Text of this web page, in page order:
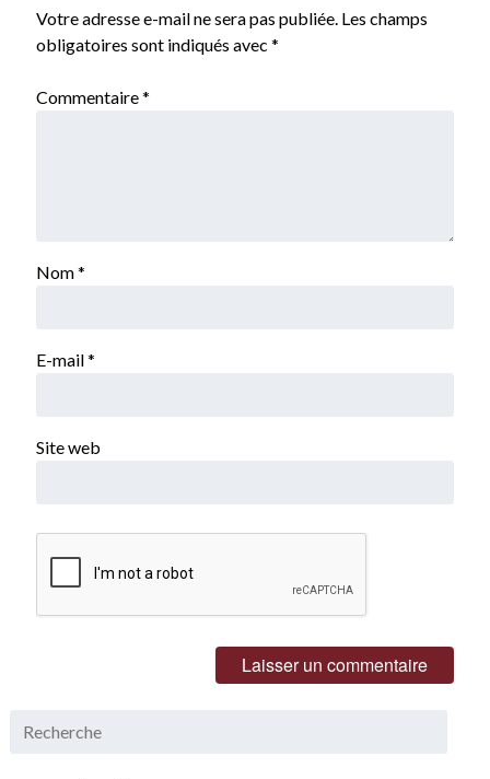
Votre adresse e-mail ne sera pas publiée. Les champs
obligatoires sont indiqués avec *
Commentaire*
Nom*
E-mail*
Site web